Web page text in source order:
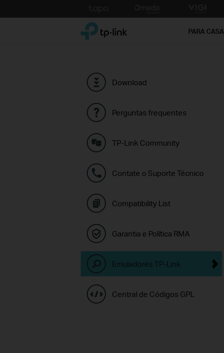
to
TP-Link, Reliably Smart PARA CASA
Download
Perguntas frequentes
TP-Link Community
Contate o Suporte Técnico
Compatibility List
Garantia e Política RMA
Emuladores TP-Link
Central de Códigos GPL